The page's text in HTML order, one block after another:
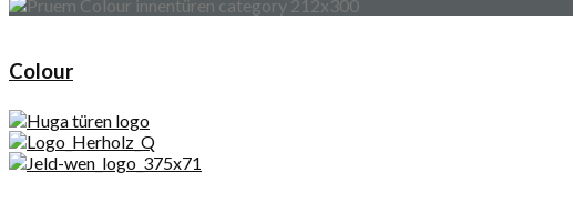
Colour